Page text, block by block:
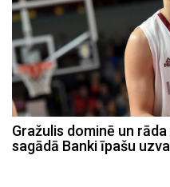
Gražulis dominē un
sagādā Banki īpašu